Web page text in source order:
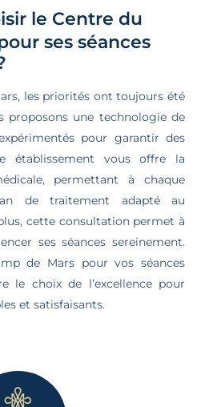
le Centre du
ses séances
les priorités ont toujours été
proposons une technologie de
pour garantir des
établissement vous offre la
permettant à chaque
de traitement adapté au
cette consultation permet à
ses séances sereinement.
de Mars pour vos séances
le choix de l’excellence pour
et satisfaisants.